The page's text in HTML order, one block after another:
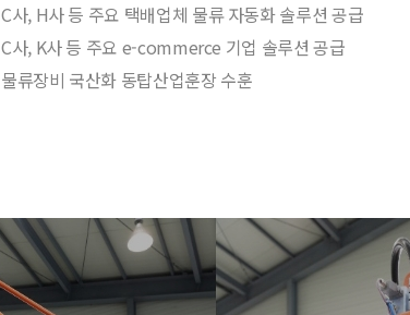
C사, H사 등 주요 택배업체 물류 자동화 솔루션 공급
C사, K사 등 주요 e-commerce 기업 솔루션 공급
물류장비 국산화 동탑산업훈장 수훈